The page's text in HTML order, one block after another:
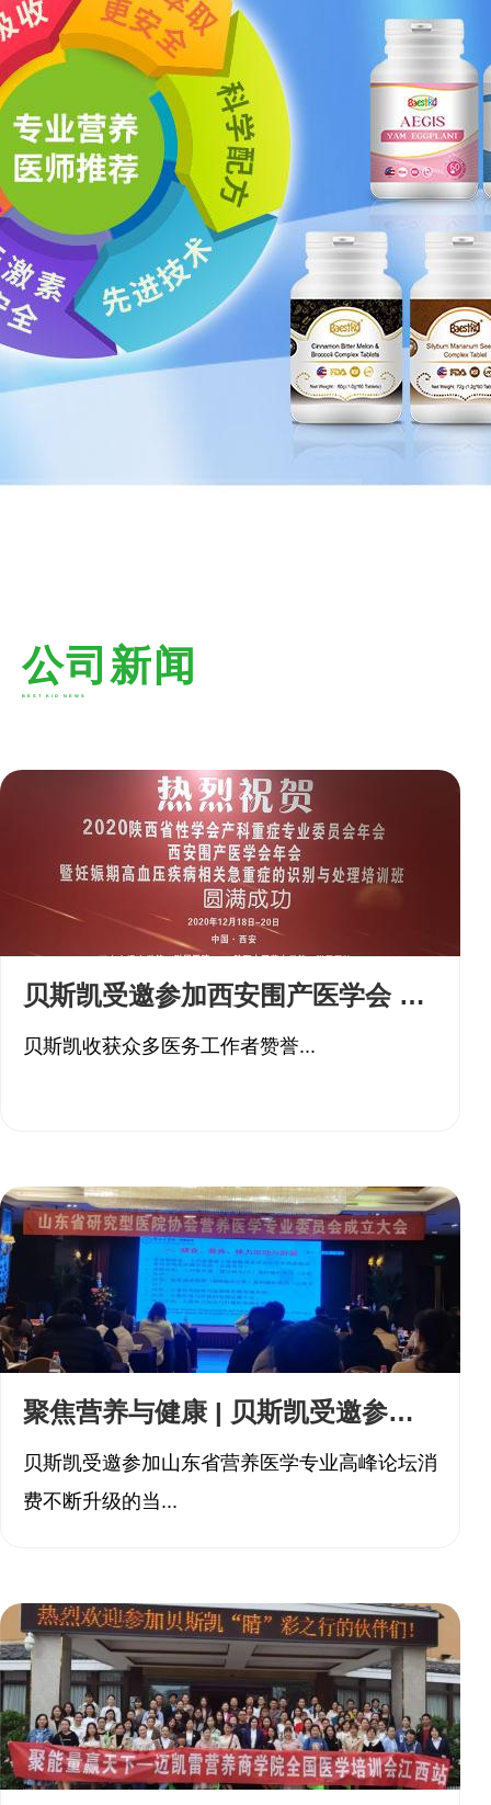
公司新闻
BEST KID NEWS
贝斯凯受邀参加西安围产医学会 收获众多医务工作者赞誉
贝斯凯收获众多医务工作者赞誉...
聚焦营养与健康 | 贝斯凯受邀参加山东省营养医学专业高峰论坛
贝斯凯受邀参加山东省营养医学专业高峰论坛消
费不断升级的当...